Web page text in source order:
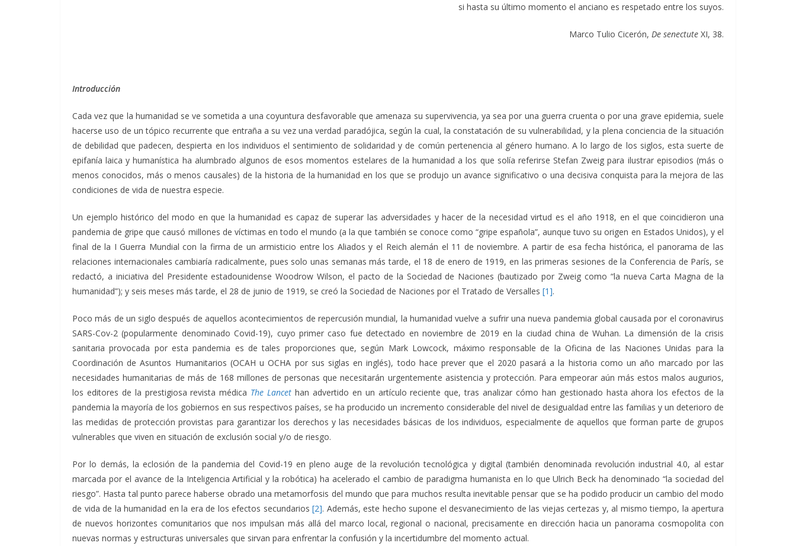
si hasta su último momento el anciano es respetado entre los suyos.
Marco Tulio Cicerón, De senectute XI, 38.
Introducción
Cada vez que la humanidad se ve sometida a una coyuntura desfavorable que amenaza su supervivencia, ya sea por una guerra cruenta o por una grave epidemia, suele
hacerse uso de un tópico recurrente que entraña a su vez una verdad paradójica, según la cual, la constatación de su vulnerabilidad, y la plena conciencia de la situación
de debilidad que padecen, despierta en los individuos el sentimiento de solidaridad y de común pertenencia al género humano. A lo largo de los siglos, esta suerte de
epifanía laica y humanística ha alumbrado algunos de esos momentos estelares de la humanidad a los que solía referirse Stefan Zweig para ilustrar episodios (más o
menos conocidos, más o menos causales) de la historia de la humanidad en los que se produjo un avance significativo o una decisiva conquista para la mejora de las
condiciones de vida de nuestra especie.
Un ejemplo histórico del modo en que la humanidad es capaz de superar las adversidades y hacer de la necesidad virtud es el año 1918, en el que coincidieron una
pandemia de gripe que causó millones de víctimas en todo el mundo (a la que también se conoce como “gripe española”, aunque tuvo su origen en Estados Unidos), y el
final de la I Guerra Mundial con la firma de un armisticio entre los Aliados y el Reich alemán el 11 de noviembre. A partir de esa fecha histórica, el panorama de las
relaciones internacionales cambiaría radicalmente, pues solo unas semanas más tarde, el 18 de enero de 1919, en las primeras sesiones de la Conferencia de París, se
redactó, a iniciativa del Presidente estadounidense Woodrow Wilson, el pacto de la Sociedad de Naciones (bautizado por Zweig como “la nueva Carta Magna de la
humanidad”); y seis meses más tarde, el 28 de junio de 1919, se creó la Sociedad de Naciones por el Tratado de Versalles [1].
Poco más de un siglo después de aquellos acontecimientos de repercusión mundial, la humanidad vuelve a sufrir una nueva pandemia global causada por el coronavirus
SARS-Cov-2 (popularmente denominado Covid-19), cuyo primer caso fue detectado en noviembre de 2019 en la ciudad china de Wuhan. La dimensión de la crisis
sanitaria provocada por esta pandemia es de tales proporciones que, según Mark Lowcock, máximo responsable de la Oficina de las Naciones Unidas para la
Coordinación de Asuntos Humanitarios (OCAH u OCHA por sus siglas en inglés), todo hace prever que el 2020 pasará a la historia como un año marcado por las
necesidades humanitarias de más de 168 millones de personas que necesitarán urgentemente asistencia y protección. Para empeorar aún más estos malos augurios,
los editores de la prestigiosa revista médica The Lancet han advertido en un artículo reciente que, tras analizar cómo han gestionado hasta ahora los efectos de la
pandemia la mayoría de los gobiernos en sus respectivos países, se ha producido un incremento considerable del nivel de desigualdad entre las familias y un deterioro de
las medidas de protección provistas para garantizar los derechos y las necesidades básicas de los individuos, especialmente de aquellos que forman parte de grupos
vulnerables que viven en situación de exclusión social y/o de riesgo.
Por lo demás, la eclosión de la pandemia del Covid-19 en pleno auge de la revolución tecnológica y digital (también denominada revolución industrial 4.0, al estar
marcada por el avance de la Inteligencia Artificial y la robótica) ha acelerado el cambio de paradigma humanista en lo que Ulrich Beck ha denominado “la sociedad del
riesgo”. Hasta tal punto parece haberse obrado una metamorfosis del mundo que para muchos resulta inevitable pensar que se ha podido producir un cambio del modo
de vida de la humanidad en la era de los efectos secundarios [2]. Además, este hecho supone el desvanecimiento de las viejas certezas y, al mismo tiempo, la apertura
de nuevos horizontes comunitarios que nos impulsan más allá del marco local, regional o nacional, precisamente en dirección hacia un panorama cosmopolita con
nuevas normas y estructuras universales que sirvan para enfrentar la confusión y la incertidumbre del momento actual.